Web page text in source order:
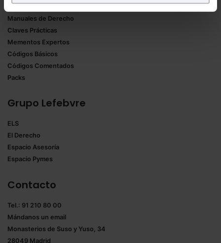
experiencia en la web sea óptima
Puedesaceptar solo las esenciales
todas las cookies excepto aquellas imprescindibles.
También puedes
seleccionar solo aquellas que quieras permitir en tu
navegador. Si no seleccionas ninguna utilizaremos
las que sean indispensables para la navegación.
Saber más acerca de las cookies
Formularios Jurídicos
Manuales de Derecho
Claves Prácticas
Mementos Expertos
Códigos Básicos
Códigos Comentados
Packs
Grupo Lefebvre
ELS
El Derecho
Espacio Asesoría
Espacio Pymes
Contacto
Tel.: 91 210 80 00
Mándanos un email
Monasterios de Suso y Yuso, 34
28049 Madrid